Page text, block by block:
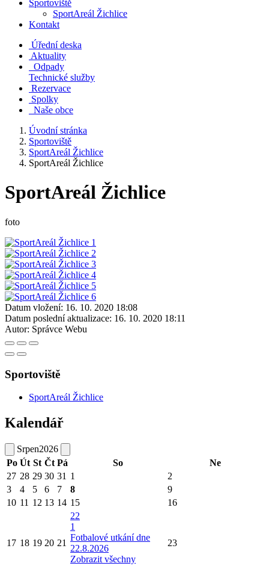
Sportoviště
SportAreál Žichlice
Kontakt
Úřední deska
Aktuality
Odpady
Technické služby
Rezervace
Spolky
Naše obce
Úvodní stránka
Sportoviště
SportAreál Žichlice
SportAreál Žichlice
SportAreál Žichlice
foto
Datum vložení: 16. 10. 2020 18:08
Datum poslední aktualizace: 16. 10. 2020 18:11
Autor: Správce Webu
Sportoviště
SportAreál Žichlice
Kalendář
Srpen2026
Po Út St Čt Pá So
Ne
27 28 29 30 31 1
2
3
4 5 6 7 8
9
10 11 12 13 14 15 16
17 18 19 20 21
22
1
Fotbalové utkání dne
22.8.2026
Zobrazit všechny
23